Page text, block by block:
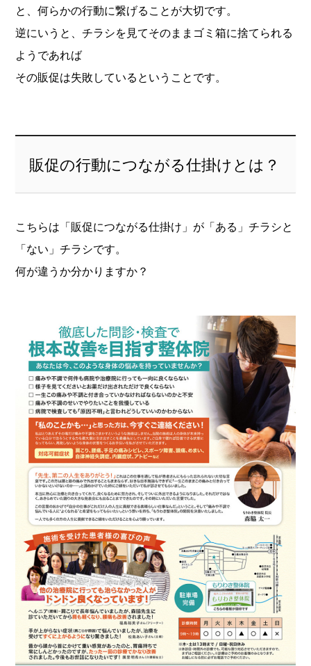
と、何らかの行動に繋げることが大切です。
逆にいうと、チラシを見てそのままゴミ箱に捨てられる
ようであれば
その販促は失敗しているということです。
販促の行動につながる仕掛けとは？
こちらは「販促につながる仕掛け」が「ある」チラシと
「ない」チラシです。
何が違うか分かりますか？